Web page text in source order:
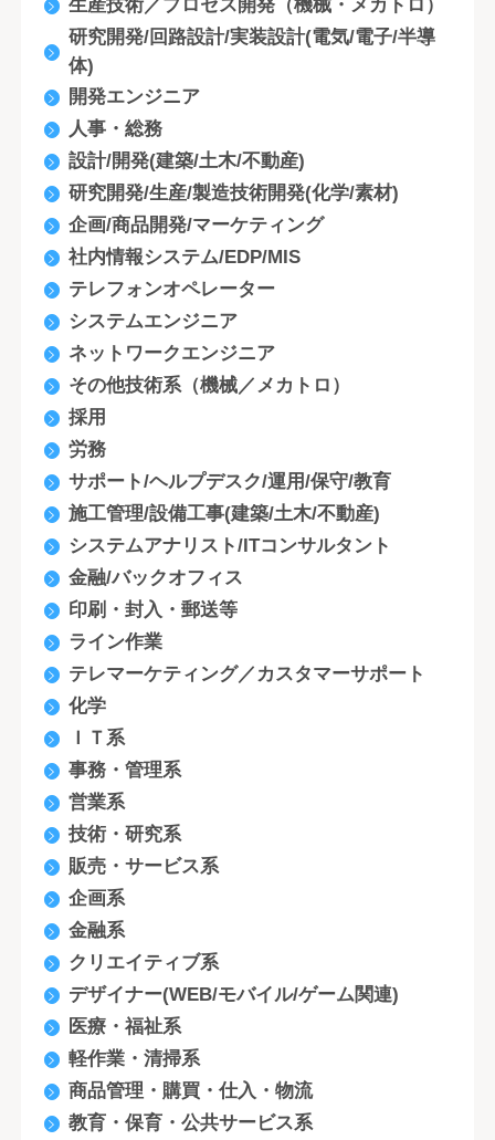
生産技術／プロセス開発（機械・メカトロ）
研究開発/回路設計/実装設計(電気/電子/半導
体)
開発エンジニア
人事・総務
設計/開発(建築/土木/不動産)
研究開発/生産/製造技術開発(化学/素材)
企画/商品開発/マーケティング
社内情報システム/EDP/MIS
テレフォンオペレーター
システムエンジニア
ネットワークエンジニア
その他技術系（機械／メカトロ）
採用
労務
サポート/ヘルプデスク/運用/保守/教育
施工管理/設備工事(建築/土木/不動産)
システムアナリスト/ITコンサルタント
金融/バックオフィス
印刷・封入・郵送等
ライン作業
テレマーケティング／カスタマーサポート
化学
ＩＴ系
事務・管理系
営業系
技術・研究系
販売・サービス系
企画系
金融系
クリエイティブ系
デザイナー(WEB/モバイル/ゲーム関連)
医療・福祉系
軽作業・清掃系
商品管理・購買・仕入・物流
教育・保育・公共サービス系